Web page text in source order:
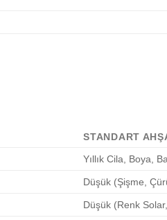
STANDART
Yıllık Cila, Boya,
Düşük (Şişme,
Düşük (Renk